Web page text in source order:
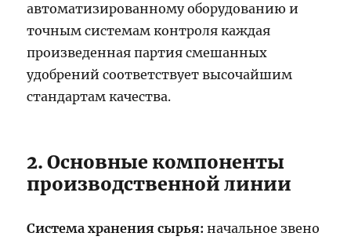
автоматизированному оборудованию и
точным системам контроля каждая
произведенная партия смешанных
удобрений соответствует высочайшим
стандартам качества.
2. Основные компоненты
производственной линии
Система хранения сырья: начальное звено